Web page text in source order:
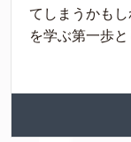
てしまうかも
を学ぶ第一歩